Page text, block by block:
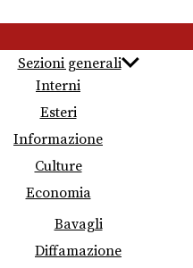
Sezioni generali
Interni
Esteri
Informazione
Culture
Economia
Bavagli
Diffamazione